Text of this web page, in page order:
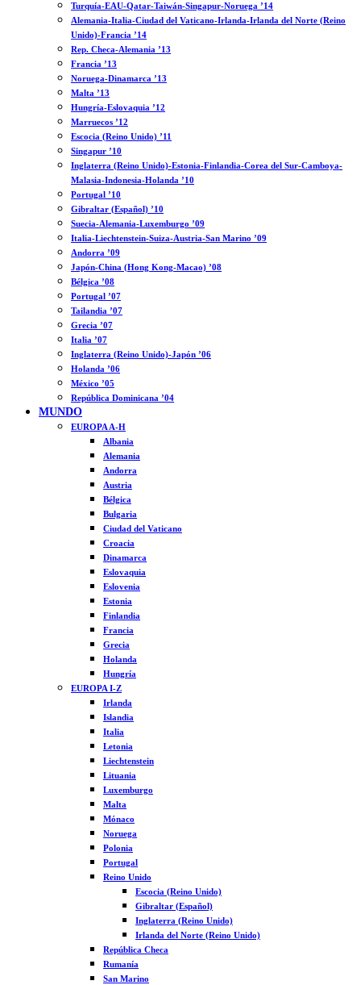
Turquía-EAU-Qatar-Taiwán-Singapur-Noruega ’14
Alemania-Italia-Ciudad del Vaticano-Irlanda-Irlanda del Norte (Reino
Unido)-Francia ’14
Rep. Checa-Alemania ’13
Francia ’13
Noruega-Dinamarca ’13
Malta ’13
Hungría-Eslovaquia ’12
Marruecos ’12
Escocia (Reino Unido) ’11
Singapur ’10
Inglaterra (Reino Unido)-Estonia-Finlandia-Corea del Sur-Camboya-
Malasia-Indonesia-Holanda ’10
Portugal ’10
Gibraltar (Español) ’10
Suecia-Alemania-Luxemburgo ’09
Italia-Liechtenstein-Suiza-Austria-San Marino ’09
Andorra ’09
Japón-China (Hong Kong-Macao) ’08
Bélgica ’08
Portugal ’07
Tailandia ’07
Grecia ’07
Italia ’07
Inglaterra (Reino Unido)-Japón ’06
Holanda ’06
México ’05
República Dominicana ’04
MUNDO
EUROPA A-H
Albania
Alemania
Andorra
Austria
Bélgica
Bulgaria
Ciudad del Vaticano
Croacia
Dinamarca
Eslovaquia
Eslovenia
Estonia
Finlandia
Francia
Grecia
Holanda
Hungría
EUROPA I-Z
Irlanda
Islandia
Italia
Letonia
Liechtenstein
Lituania
Luxemburgo
Malta
Mónaco
Noruega
Polonia
Portugal
Reino Unido
Escocia (Reino Unido)
Gibraltar (Español)
Inglaterra (Reino Unido)
Irlanda del Norte (Reino Unido)
República Checa
Rumanía
San Marino